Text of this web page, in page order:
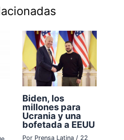
Biden, los
millones para
Ucrania y una
bofetada a EEUU
Por Prensa Latina / 22